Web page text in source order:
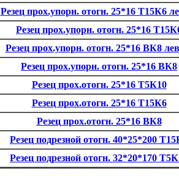
Резец прох.упорн. отогн. 25*16 Т15К6
Резец прох.упорн. отогн. 25*16
Резец прох.упорн. отогн. 25*16 ВК8
Резец прох.упорн. отогн. 25*16 ВК8
Резец прох.отогн. 25*16 Т5К10
Резец прох.отогн. 25*16 Т15К6
Резец прох.отогн. 25*16 ВК8
Резец подрезной отогн. 40*25*200
Резец подрезной отогн. 32*20*170